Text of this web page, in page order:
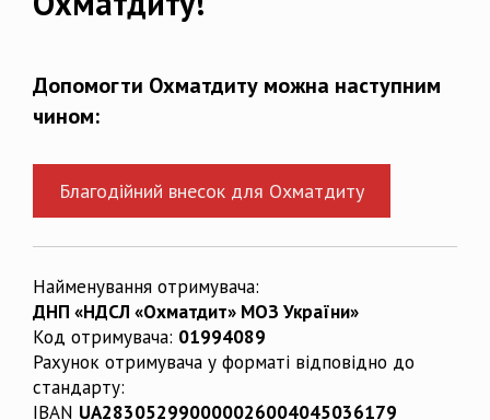
Допомогти Охматдиту можна наступним
чином:
Благодійний внесок для Охматдиту
Найменування отримувача:
ДНП «НДСЛ «Охматдит» МОЗ України»
Код отримувача: 01994089
Рахунок отримувача у форматі відповідно до
стандарту:
IBAN UA283052990000026004045036179